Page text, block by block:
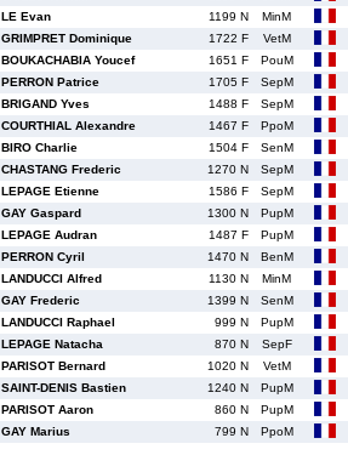
LE Evan 1199 N
MinM
GRIMPRET Dominique 1722 F
VetM
BOUKACHABIA Youcef 1651 F
PouM
PERRON Patrice 1705 F
SepM
BRIGAND Yves 1488 F
SepM
COURTHIAL Alexandre 1467 F
PpoM
BIRO Charlie 1504 F
SenM
CHASTANG Frederic 1270 N
SepM
LEPAGE Etienne 1586 F
SepM
GAY Gaspard 1300 N
PupM
LEPAGE Audran 1487 F
PupM
PERRON Cyril 1470 N
BenM
LANDUCCI Alfred 1130 N
MinM
GAY Frederic 1399 N
SenM
LANDUCCI Raphael 999 N
PupM
LEPAGE Natacha 870 N
SepF
PARISOT Bernard 1020 N
VetM
SAINT-DENIS Bastien 1240 N
PupM
PARISOT Aaron 860 N
PupM
GAY Marius 799 N PpoM